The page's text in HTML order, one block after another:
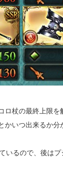
ロ杖の最終上限
いつ出来るか分
いるので、後は